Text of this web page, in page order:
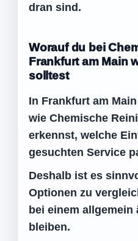
dran sind.
Worauf du bei
Frankfurt am Main
solltest
In Frankfurt am
wie Chemische
erkennst, welche
gesuchten Service
Deshalb ist es
Optionen zu
bei einem
bleiben.